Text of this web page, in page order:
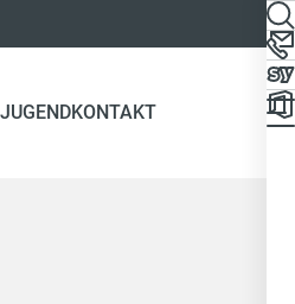
KONTAKT